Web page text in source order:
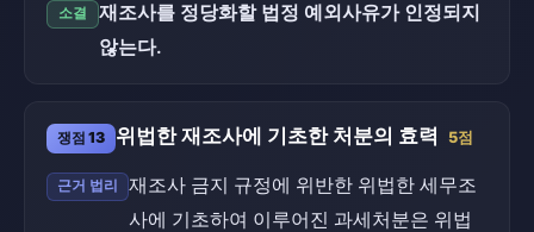
소결
재조사를 정당화할 법정 예외사유가 인정되지
않는다.
쟁점 13 위법한 재조사에 기초한 처분의 효력 5점
근거 법리
재조사 금지 규정에 위반한 위법한 세무조
사에 기초하여 이루어진 과세처분은 위법